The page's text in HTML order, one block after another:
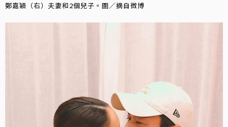
鄭嘉穎（右）夫妻和2個兒子。圖／摘自微博